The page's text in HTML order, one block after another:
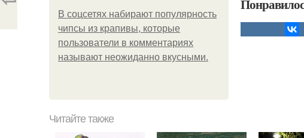
В соцсетях набирают популярность
чипсы из крапивы, которые
пользователи в комментариях
называют неожиданно вкусными.
Читайте также